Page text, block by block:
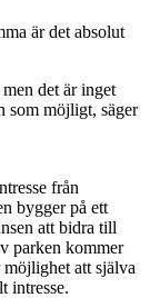
är det absolut
det är inget
som möjligt, säger
från
bygger på ett
att bidra till
parken kommer
att själva
intresse.